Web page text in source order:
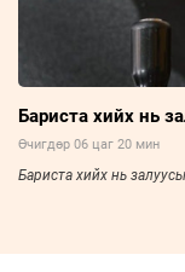
Бариста хийх нь
Өчигдөр 06 цаг 20 мин
Бариста хийх нь